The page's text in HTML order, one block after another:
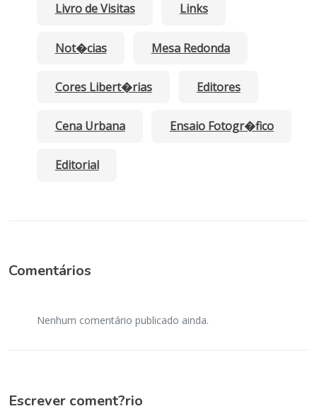
Livro de Visitas Links
Not�cias Mesa Redonda
Cores Libert�rias Editores
Cena Urbana Ensaio Fotogr�fico
Editorial
Comentários
Nenhum comentário publicado ainda.
Escrever coment?rio